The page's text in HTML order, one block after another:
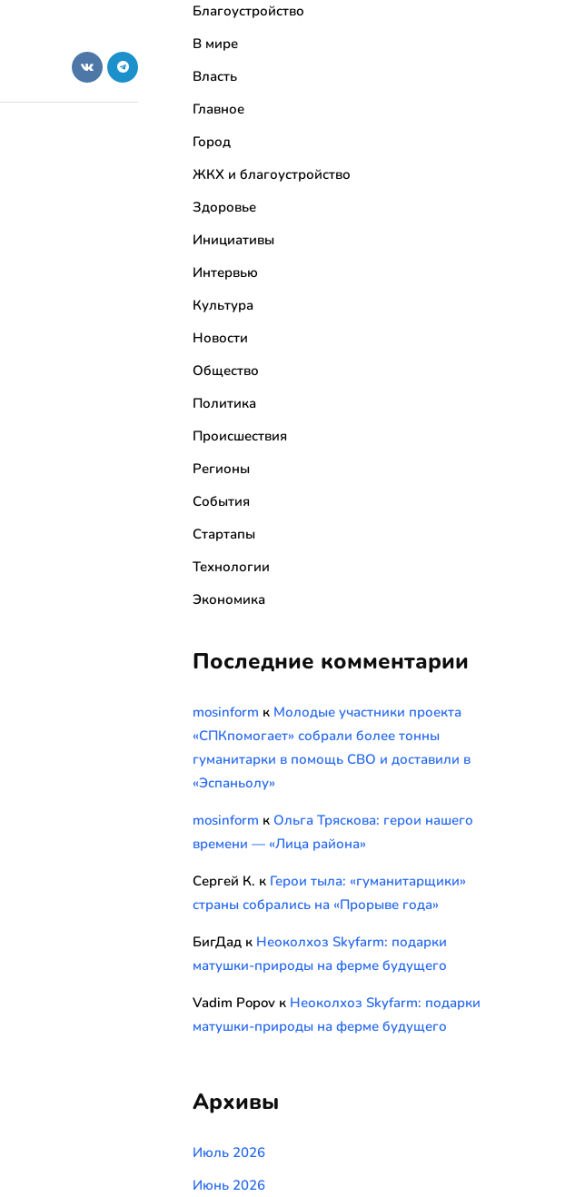
Благоустройство
В мире
Власть
Главное
Город
ЖКХ и благоустройство
Здоровье
Инициативы
Интервью
Культура
Новости
Общество
Политика
Происшествия
Регионы
События
Стартапы
Технологии
Экономика
Последние комментарии
mosinform к Молодые участники проекта
«СПКпомогает» собрали более тонны
гуманитарки в помощь СВО и доставили в
«Эспаньолу»
mosinform к Ольга Тряскова: герои нашего
времени — «Лица района»
Сергей К. к Герои тыла: «гуманитарщики»
страны собрались на «Прорыве года»
БигДад к Неоколхоз Skyfarm: подарки
матушки-природы на ферме будущего
Vadim Popov к Неоколхоз Skyfarm: подарки
матушки-природы на ферме будущего
Архивы
Июль 2026
Июнь 2026